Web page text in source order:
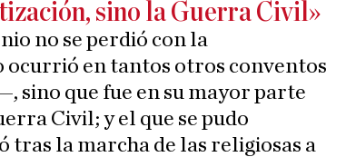
sino la Guerra Civil»
no se perdió con la
ocurrió en tantos otros conventos
sino que fue en su mayor parte
Civil; y el que se pudo
tras la marcha de las religiosas a